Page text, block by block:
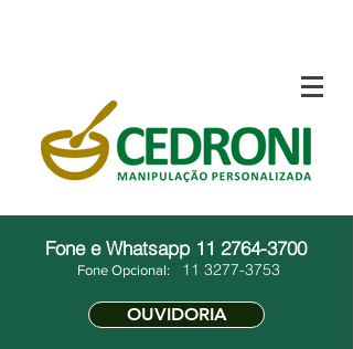
Fone e Whatsapp 11 2764-3700
Fone Opcional: 11 3277-3753
OUVIDORIA